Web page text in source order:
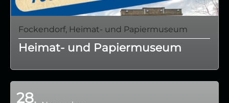
Fockendorf, Heimat- und Papiermuseum
Heimat- und Papiermuseum
28